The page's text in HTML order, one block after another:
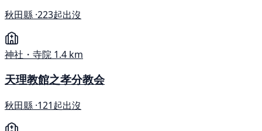
秋田縣 ·223起出沒
神社・寺院 1.4 km
天理教館之孝分教会
秋田縣 ·121起出沒